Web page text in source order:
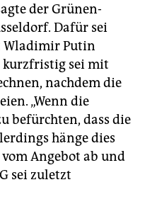
der Grünen-
Dafür sei
Wladimir Putin
sei mit
nachdem die
„Wenn die
befürchten, dass die
hänge dies
Angebot ab und
sei zuletzt